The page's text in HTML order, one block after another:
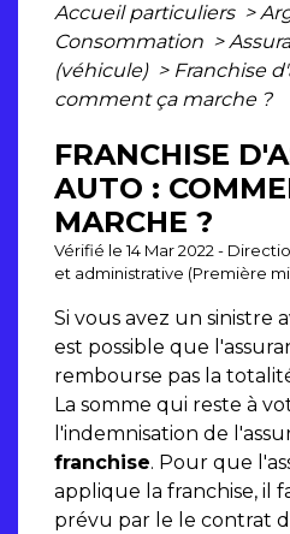
Accueil particuliers >
Consommation >
(véhicule) > Franchise
comment ça marche ?
FRANCHISE
AUTO :
MARCHE ?
Vérifié le 14 Mar 2022 -
et administrative (Première
Si vous avez un sinistre
est possible que
rembourse pas la
La somme qui reste à
l'indemnisation de
franchise. Pour que
applique la franchise, il
prévu par le le contrat